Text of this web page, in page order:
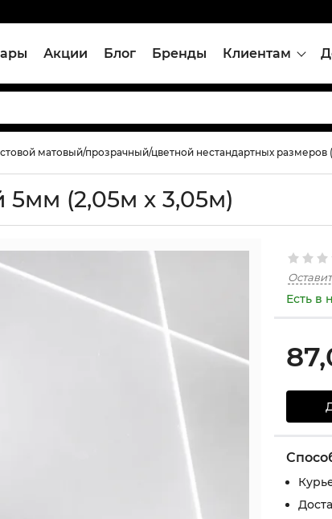
Акции Блог Бренды Клиентам
матовый/прозрачный/цветной нестандартных размеров
(2,05м х 3,05м)
Есть в